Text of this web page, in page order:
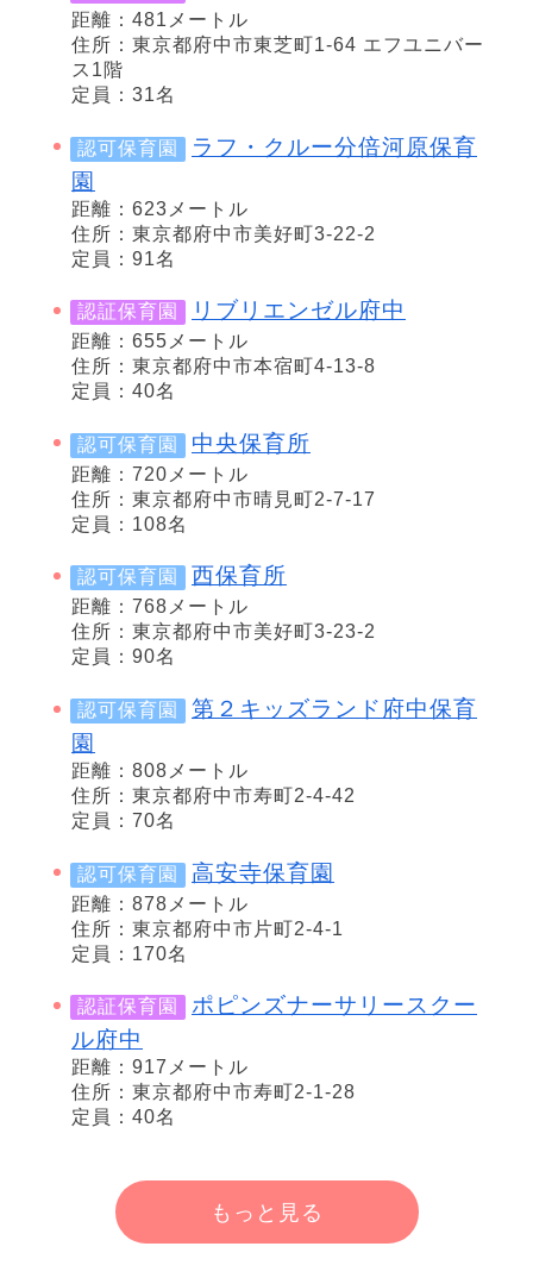
距離：481メートル
住所：東京都府中市東芝町1-64 エフユニバー
ス1階
定員：31名
認可保育園
ラフ・クルー分倍河原保育
園
距離：623メートル
住所：東京都府中市美好町3-22-2
定員：91名
認証保育園 リブリエンゼル府中
距離：655メートル
住所：東京都府中市本宿町4-13-8
定員：40名
認可保育園 中央保育所
距離：720メートル
住所：東京都府中市晴見町2-7-17
定員：108名
認可保育園 西保育所
距離：768メートル
住所：東京都府中市美好町3-23-2
定員：90名
認可保育園
第２キッズランド府中保育
園
距離：808メートル
住所：東京都府中市寿町2-4-42
定員：70名
認可保育園 高安寺保育園
距離：878メートル
住所：東京都府中市片町2-4-1
定員：170名
認証保育園
ポピンズナーサリースクー
ル府中
距離：917メートル
住所：東京都府中市寿町2-1-28
定員：40名
もっと見る